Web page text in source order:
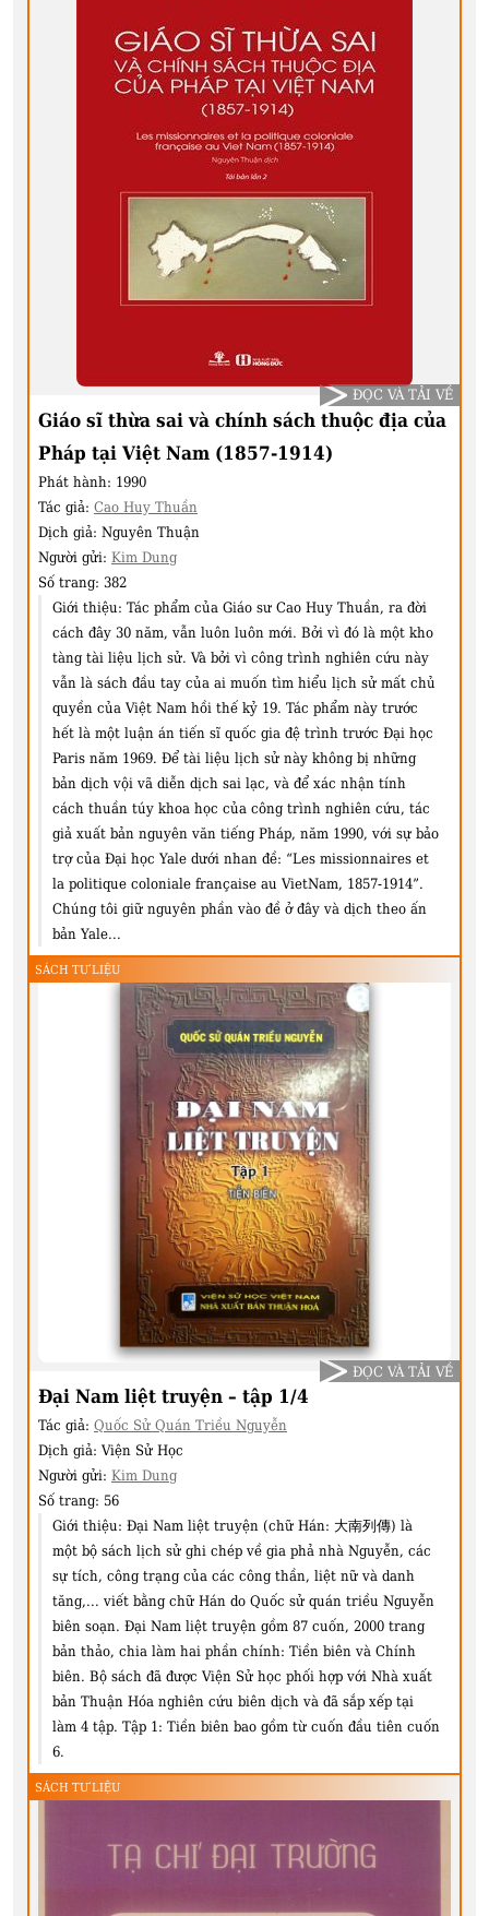
Giáo sĩ thừa sai và chính sách thuộc địa của
Pháp tại Việt Nam (1857-1914)
Phát hành: 1990
Tác giả: Cao Huy Thuần
Dịch giả: Nguyên Thuận
Người gửi: Kim Dung
Số trang: 382
Giới thiệu: Tác phẩm của Giáo sư Cao Huy Thuần, ra đời
cách đây 30 năm, vẫn luôn luôn mới. Bởi vì đó là một kho
tàng tài liệu lịch sử. Và bởi vì công trình nghiên cứu này
vẫn là sách đầu tay của ai muốn tìm hiểu lịch sử mất chủ
quyền của Việt Nam hồi thế kỷ 19. Tác phẩm này trước
hết là một luận án tiến sĩ quốc gia đệ trình trước Đại học
Paris năm 1969. Để tài liệu lịch sử này không bị những
bản dịch vội vã diễn dịch sai lạc, và để xác nhận tính
cách thuần túy khoa học của công trình nghiên cứu, tác
giả xuất bản nguyên văn tiếng Pháp, năm 1990, với sự bảo
trợ của Đại học Yale dưới nhan đề: “Les missionnaires et
la politique coloniale française au VietNam, 1857-1914”.
Chúng tôi giữ nguyên phần vào đề ở đây và dịch theo ấn
bản Yale...
ĐỌC VÀ TẢI VỀ
SÁCH TƯ LIỆU
Đại Nam liệt truyện – tập 1/4
Tác giả: Quốc Sử Quán Triều Nguyễn
Dịch giả: Viện Sử Học
Người gửi: Kim Dung
Số trang: 56
Giới thiệu: Đại Nam liệt truyện (chữ Hán: 大南列傳) là
một bộ sách lịch sử ghi chép về gia phả nhà Nguyễn, các
sự tích, công trạng của các công thần, liệt nữ và danh
tăng,... viết bằng chữ Hán do Quốc sử quán triều Nguyễn
biên soạn. Đại Nam liệt truyện gồm 87 cuốn, 2000 trang
bản thảo, chia làm hai phần chính: Tiền biên và Chính
biên. Bộ sách đã được Viện Sử học phối hợp với Nhà xuất
bản Thuận Hóa nghiên cứu biên dịch và đã sắp xếp tại
làm 4 tập. Tập 1: Tiền biên bao gồm từ cuốn đầu tiên cuốn
6.
ĐỌC VÀ TẢI VỀ
SÁCH TƯ LIỆU